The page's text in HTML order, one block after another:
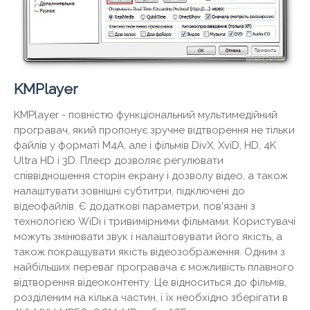
KMPlayer
KMPlayer - повністю функціональний мультимедійний
програвач, який пропонує зручне відтворення не тільки
файлів у форматі М4А, але і фільмів DivX, XviD, HD, 4K
Ultra HD і 3D. Плеєр дозволяє регулювати
співвідношення сторін екрану і дозволу відео, а також
налаштувати зовнішні субтитри, підключені до
відеофайлів. Є додаткові параметри, пов'язані з
технологією WiDi і тривимірними фільмами. Користувачі
можуть змінювати звук і налаштовувати його якість, а
також покращувати якість відеозображення. Одним з
найбільших переваг програвача є можливість плавного
відтворення відеоконтенту. Це відноситься до фільмів,
розділеним на кілька частин, і їх необхідно зберігати в